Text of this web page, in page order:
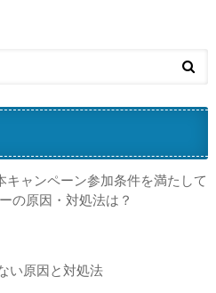
キャンペーン参加条件を満たして
の原因・対処法は？
い原因と対処法